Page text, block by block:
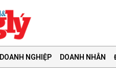
DOANH NGHIỆP DOANH NHÂN